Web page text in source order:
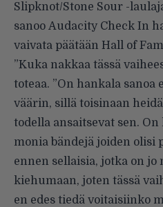
Slipknot/Stone Sour -
sanoo Audacity Check In
vaivata päätään Hall of
”Kuka nakkaa tässä
toteaa. ”On hankala
väärin, sillä toisinaan
todella ansaitsevat sen.
monia bändejä joiden olisi
ennen sellaisia, jotka on jo
kiehumaan, joten tässä
en edes tiedä voitaisiinko